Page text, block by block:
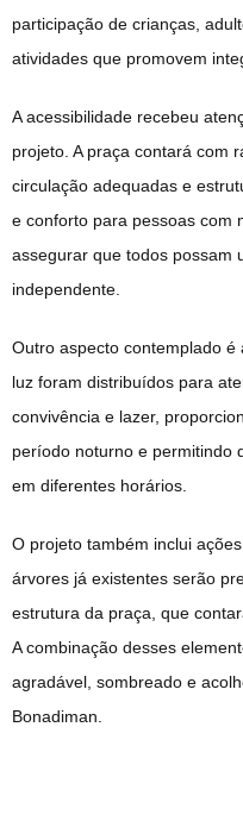
participação de crianças,
atividades que promovem
A acessibilidade recebeu
projeto. A praça contará com
circulação adequadas e
e conforto para pessoas com
assegurar que todos possam
independente.
Outro aspecto contemplado
luz foram distribuídos para
convivência e lazer,
período noturno e permitindo
em diferentes horários.
O projeto também inclui
árvores já existentes serão
estrutura da praça, que
A combinação desses
agradável, sombreado e
Bonadiman.